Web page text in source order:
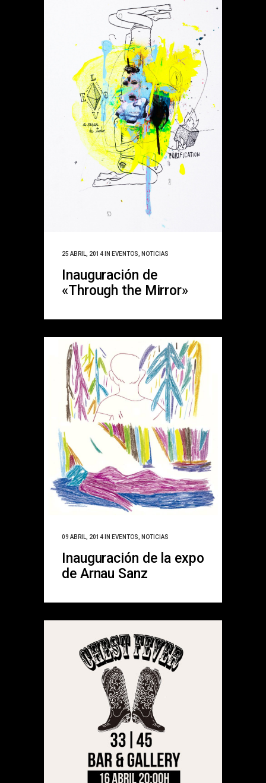
25 ABRIL, 2014 IN EVENTOS NOTICIAS
Inauguración de
«Through the Mirror»
09 ABRIL, 2014 IN EVENTOS NOTICIAS
Inauguración de la expo
de Arnau Sanz